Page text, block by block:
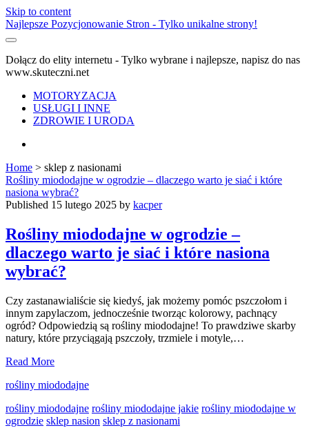
Skip to content
Najlepsze Pozycjonowanie Stron - Tylko unikalne strony!
Dołącz do elity internetu - Tylko wybrane i najlepsze, napisz do nas
www.skuteczni.net
MOTORYZACJA
USŁUGI I INNE
ZDROWIE I URODA
Home > sklep z nasionami
Tag:
<span>sklep
z
nasionami</span>
Rośliny miododajne w ogrodzie – dlaczego warto je siać i które
nasiona wybrać?
Published 15 lutego 2025 by kacper
Rośliny miododajne w ogrodzie –
dlaczego warto je siać i które nasiona
wybrać?
Czy zastanawialiście się kiedyś, jak możemy pomóc pszczołom i
innym zapylaczom, jednocześnie tworząc kolorowy, pachnący
ogród? Odpowiedzią są rośliny miododajne! To prawdziwe skarby
natury, które przyciągają pszczoły, trzmiele i motyle,…
Read MoreRośliny
w
–
dlaczego
rośliny miododajne
rośliny miododajne rośliny miododajne jakie rośliny miododajne w
ogrodzie sklep nasion sklep z nasionami